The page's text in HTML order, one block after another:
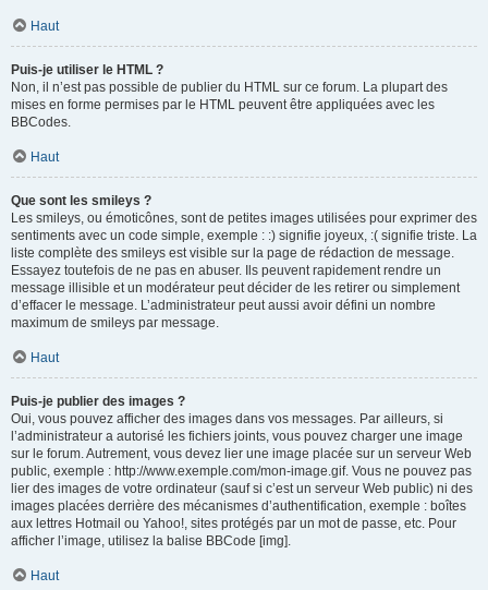
Haut
Puis-je utiliser le HTML ?
Non, il n’est pas possible de publier du HTML sur ce forum. La plupart des
mises en forme permises par le HTML peuvent être appliquées avec les
BBCodes.
Haut
Que sont les smileys ?
Les smileys, ou émoticônes, sont de petites images utilisées pour exprimer des
sentiments avec un code simple, exemple : :) signifie joyeux, :( signifie triste. La
liste complète des smileys est visible sur la page de rédaction de message.
Essayez toutefois de ne pas en abuser. Ils peuvent rapidement rendre un
message illisible et un modérateur peut décider de les retirer ou simplement
d’effacer le message. L’administrateur peut aussi avoir défini un nombre
maximum de smileys par message.
Haut
Puis-je publier des images ?
Oui, vous pouvez afficher des images dans vos messages. Par ailleurs, si
l’administrateur a autorisé les fichiers joints, vous pouvez charger une image
sur le forum. Autrement, vous devez lier une image placée sur un serveur Web
public, exemple : http://www.exemple.com/mon-image.gif. Vous ne pouvez pas
lier des images de votre ordinateur (sauf si c’est un serveur Web public) ni des
images placées derrière des mécanismes d’authentification, exemple : boîtes
aux lettres Hotmail ou Yahoo!, sites protégés par un mot de passe, etc. Pour
afficher l’image, utilisez la balise BBCode [img].
Haut